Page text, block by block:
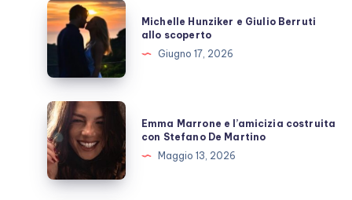
Michelle
Hunziker
e
Berruti
allo
scoperto
Michelle Hunziker e Giulio Berruti
allo scoperto
Giugno 17, 2026
Emma
Marrone
e
l’amicizia
costruita
Emma Marrone e l’amicizia costruita
con Stefano De Martino
Maggio 13, 2026